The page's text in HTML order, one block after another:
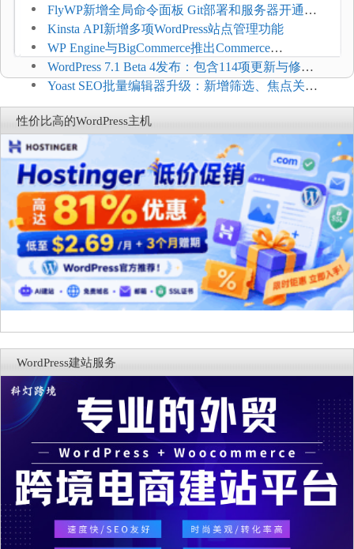
$2.61/月，高性能主机同步折扣
FlyWP新增全局命令面板 Git部署和服务器开通更
方便
Kinsta API新增多项WordPress站点管理功能
WP Engine与BigCommerce推出Commerce
Connect：WordPress商店可保留前台体验并扩展电
商能力
WordPress 7.1 Beta 4发布：包含114项更新与修
复，仅建议在测试环境体验
Yoast SEO批量编辑器升级：新增筛选、焦点关键
词与AI元数据草稿
性价比高的WordPress主机
WordPress建站服务